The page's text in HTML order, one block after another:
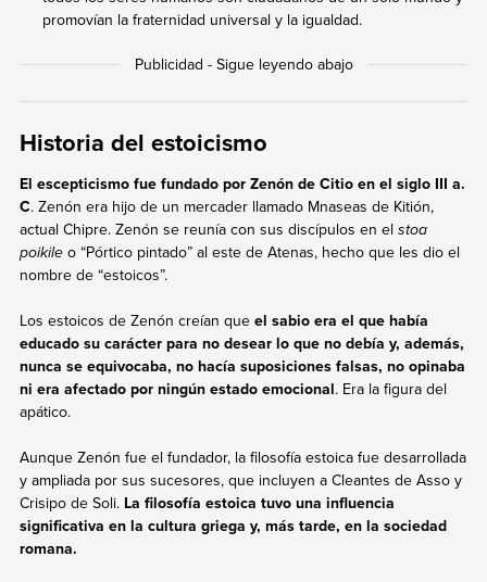
promovían la fraternidad universal y la igualdad.
Historia del estoicismo
El escepticismo fue fundado por Zenón de Citio en el siglo III a.
C. Zenón era hijo de un mercader llamado Mnaseas de Kitión,
actual Chipre. Zenón se reunía con sus discípulos en el stoa
poikileo “Pórtico pintado” al este de Atenas, hecho que les dio el
nombre de “estoicos”.
Los estoicos de Zenón creían que el sabio era el que había
educado su carácter para no desear lo que no debía y, además,
nunca se equivocaba, no hacía suposiciones falsas, no opinaba
ni era afectado por ningún estado emocional. Era la figura del
apático.
Aunque Zenón fue el fundador, la filosofía estoica fue desarrollada
y ampliada por sus sucesores, que incluyen a Cleantes de Asso y
Crisipo de Soli. La filosofía estoica tuvo una influencia
significativa en la cultura griega y, más tarde, en la sociedad
romana.